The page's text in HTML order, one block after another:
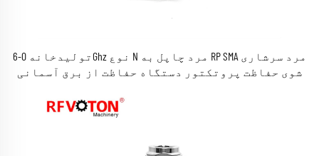
تولیدخانه 0-6Ghz نوع N مرد چاپل به RP SMA مرد سرشاری
شوی حفاظت پروتکتور دستگاه حفاظت از برق آسمانی